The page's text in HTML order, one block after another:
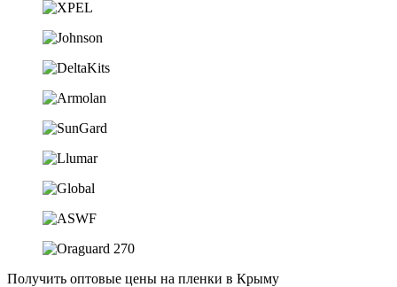
Получить оптовые цены на пленки в Крыму